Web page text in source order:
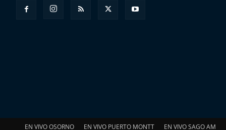
EN VIVO OSORNO EN VIVO PUERTO MONTT EN VIVO SAGO AM